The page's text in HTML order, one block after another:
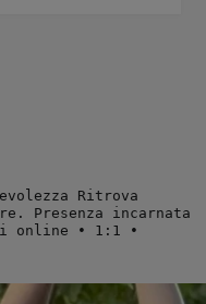
Ritrova
Presenza incarnata
online • 1:1 •